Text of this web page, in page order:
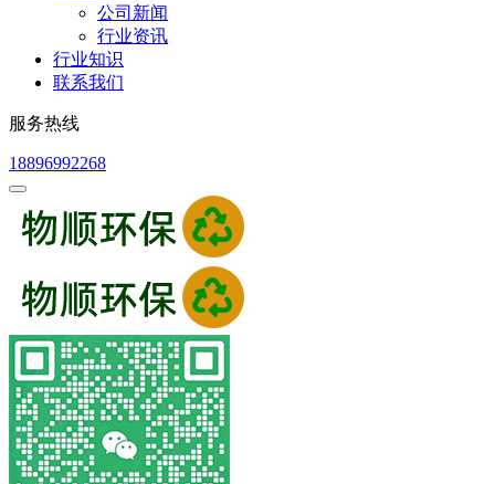
公司新闻
行业资讯
行业知识
联系我们
服务热线
18896992268